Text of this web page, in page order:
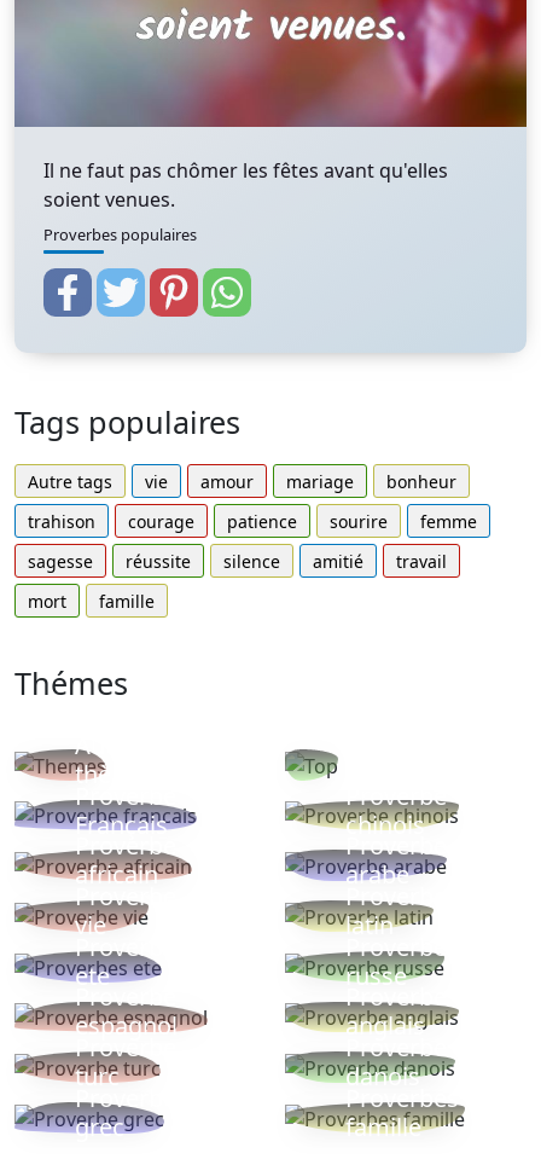
Il ne faut pas chômer les fêtes avant qu'elles
soient venues.
Proverbes populaires
Tags populaires
Autre tags vie amour mariage
bonheur
trahison
courage patience sourire
femme
sagesse
réussite silence amitié
travail
mort
famille
Thémes
Autres
thèmes
Proverbe
Français
Proverbe
chinois
Proverbe
africain
Proverbe
arabe
Proverbe
vie
Proverbe
latin
Proverbes
ete
Proverbe
russe
Proverbe
espagnol
Proverbe
anglais
Proverbe
turc
Proverbe
danois
Proverbe
grec
Proverbes
famille